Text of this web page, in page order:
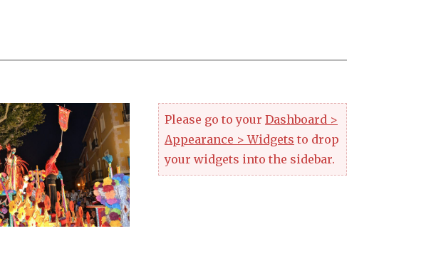
Please go to your Dashboard >
Appearance > Widgets to drop
your widgets into the sidebar.